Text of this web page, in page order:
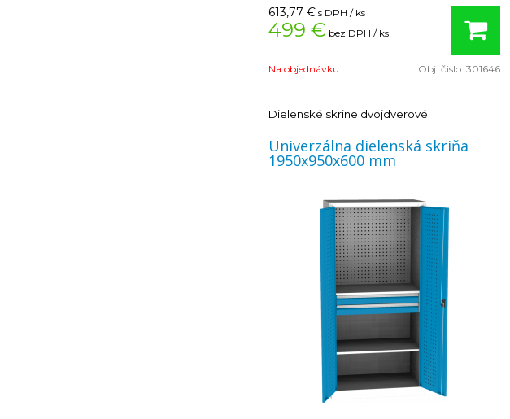
613,77 € s DPH / ks
499 € bez DPH / ks
Na objednávku Obj. čislo: 301646
Dielenské skrine dvojdverové
Univerzálna dielenská skriňa
1950x950x600 mm